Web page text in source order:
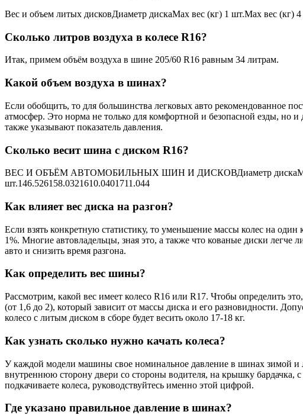
Вес и объем литых дисковДиаметр дискаMax вес (кг) 1 шт.Max вес (кг)
Сколько литров воздуха в колесе R16?
Итак, примем объём воздуха в шине 205/60 R16 равным 34 литрам.
Какой объем воздуха в шинах?
Если обобщить, то для большинства легковых авто рекомендованное
атмосфер. Это норма не только для комфортной и безопасной езды, но
также указывают показатель давления.
Сколько весит шина с диском R16?
ВЕС И ОБЪЁМ АВТОМОБИЛЬНЫХ ШИН И ДИСКОВДиаметр дискаMax
шт.146.526158.0321610.0401711.044
Как влияет вес диска на разгон?
Если взять конкретную статистику, то уменьшение массы колес на
1%. Многие автовладельцы, зная это, а также что кованые диски
авто и снизить время разгона.
Как определить вес шины?
Рассмотрим, какой вес имеет колесо R16 или R17. Чтобы определить
(от 1,6 до 2), который зависит от массы диска и его разновидности.
колесо с литым диском в сборе будет весить около 17-18 кг.
Как узнать сколько нужно качать колеса?
У каждой модели машины свое номинальное давление в шинах зимой и
внутреннюю сторону двери со стороны водителя, на крышку бардачка,
подкачиваете колеса, руководствуйтесь именно этой цифрой.
Где указано правильное давление в шинах?